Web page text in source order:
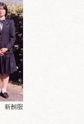
新制服